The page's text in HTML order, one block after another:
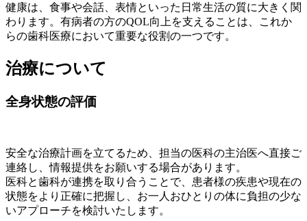
健康は、食事や会話、表情といった日常生活の質に大きく関
わります。有病者の方のQOL向上を支えることは、これか
らの歯科医療において重要な役割の一つです。
治療について
全身状態の評価
安全な治療計画を立てるため、担当の医科の主治医へ直接ご
連絡し、情報提供をお願いする場合があります。
医科と歯科が連携を取り合うことで、患者様の疾患や現在の
状態をより正確に把握し、お一人おひとりの体に負担の少な
いアプローチを検討いたします。